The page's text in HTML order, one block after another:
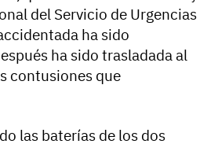
del Servicio de Urgencias
ha sido
ha sido trasladada al
contusiones que
las baterías de los dos